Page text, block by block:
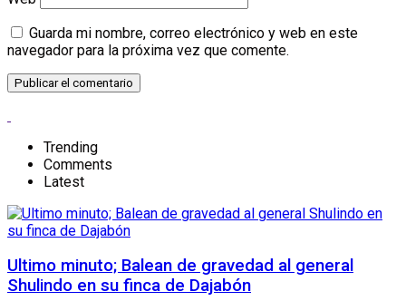
Guarda mi nombre, correo electrónico y web en este
navegador para la próxima vez que comente.
Trending
Comments
Latest
Ultimo minuto; Balean de gravedad al general
Shulindo en su finca de Dajabón